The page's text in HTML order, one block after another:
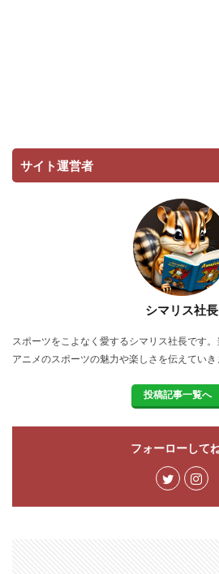
サイト運営者
シマリス社長
スポーツをこよなく愛するシマリス社長です
アニメのスポーツの魅力や楽しさを伝えていき
投稿記事一覧へ
フォーローして